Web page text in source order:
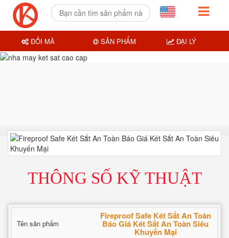
THÔNG SỐ KỸ THUẬT
Tên sản phẩm
Fireproof Safe Két Sắt An Toàn
Báo Giá Két Sắt An Toàn Siêu
Khuyến Mại
ĐỔI MÃ SẢN PHẨM ĐẠI LÝ